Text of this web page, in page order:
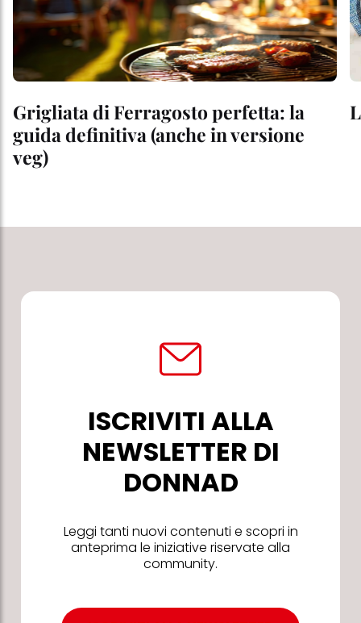
Grigliata di Ferragosto perfetta: la
guida definitiva (anche in versione
veg)
ISCRIVITI ALLA
NEWSLETTER DI
DONNAD
Leggi tanti nuovi contenuti e scopri in
anteprima le iniziative riservate alla
community.